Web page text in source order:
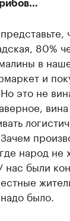
80%
в
и
это не
вина
народ не
нас были
было.